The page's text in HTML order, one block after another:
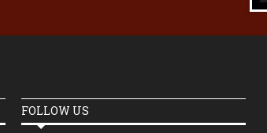
FOLLOW US